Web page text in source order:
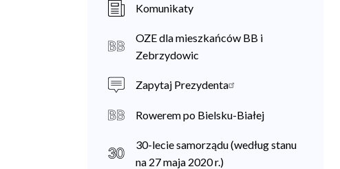
a
i
e
Komunikaty
OZE dla mieszkańców BB i
Zebrzydowic
Zapytaj Prezydenta
Rowerem po Bielsku-Białej
30-lecie samorządu (według stanu
na 27 maja 2020 r.)